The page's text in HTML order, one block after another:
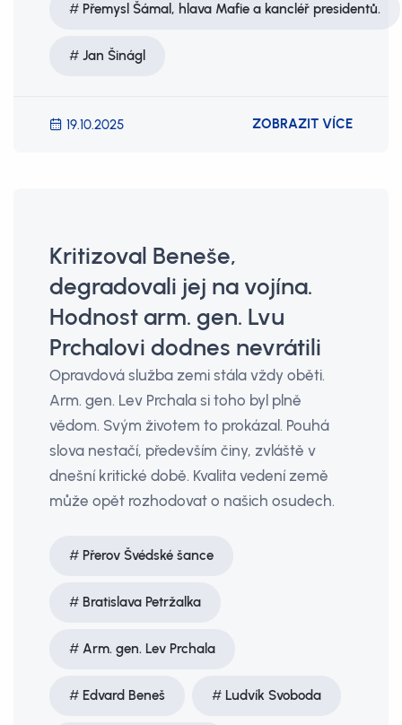
Přemysl Šámal, hlava Mafie a kancléř presidentů.
Jan Šinágl
19.10.2025 ZOBRAZIT VÍCE
Kritizoval Beneše,
degradovali jej na vojína.
Hodnost arm. gen. Lvu
Prchalovi dodnes nevrátili
Opravdová služba zemi stála vždy oběti.
Arm. gen. Lev Prchala si toho byl plně
vědom. Svým životem to prokázal. Pouhá
slova nestačí, především činy, zvláště v
dnešní kritické době. Kvalita vedení země
může opět rozhodovat o našich osudech.
Přerov Švédské šance
Bratislava Petržalka
Arm. gen. Lev Prchala
Edvard Beneš Ludvík Svoboda